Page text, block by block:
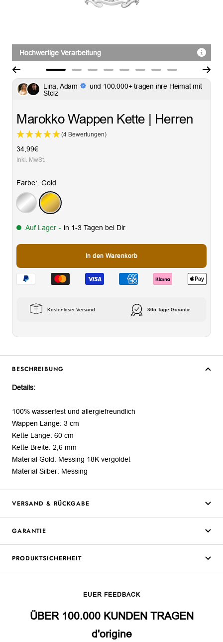
Hochwertige Verarbeitung
Slide
Slide Slide SlideSlideSlideSlideSlide
Lina, Adam
und 100.000+ tragen ihre Heimat mit
Stolz
Marokko Wappen Kette | Herren
(4 Bewertungen)
Angebotspreis
34,99€
Inkl. MwSt.
Farbe: Gold
Silber
Gold
Auf Lager - in 1-3 Tagen bei Dir
In den Warenkorb
Kostenloser Versand 365 Tage Garantie
BESCHREIBUNG
Details:
100% wasserfest und allergiefreundlich
Wappen Länge: 3 cm
Kette Länge: 60 cm
Kette Breite: 2,6 mm
Material Gold: Messing 18K vergoldet
Material Silber: Messing
VERSAND & RÜCKGABE
GARANTIE
PRODUKTSICHERHEIT
EUER FEEDBACK
ÜBER 100.000 KUNDEN TRAGEN
d'origine